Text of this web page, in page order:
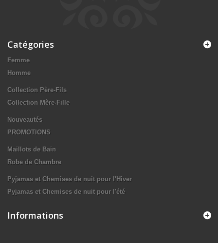
Catégories
Femme
Homme
Collection Père-Fils
Collection Mère-Fille
Nouveautés
PROMOTIONS
Maillots de Bain
Robe de Chambre
Pyjamas et Chemises de nuit pour l'Hiver
Pyjamas et Chemises de nuit pour l'été
Informations